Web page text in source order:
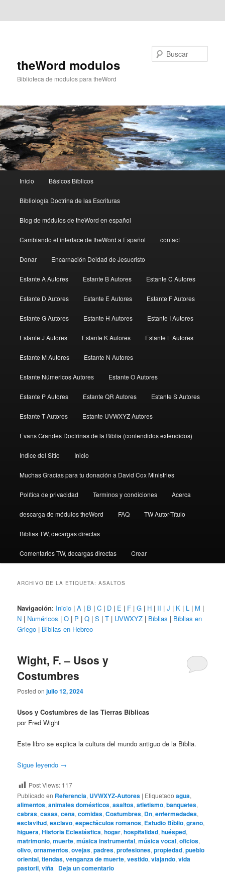
theWord modulos
Biblioteca de modulos para theWord
principal
Inicio Básicos Bíblicos
Bibliología Doctrina de las Escrituras
Blog de módulos de theWord en español
Cambiando el interface de theWord a Español contact
Donar Encarnación Deidad de Jesucristo
Estante A Autores Estante B Autores Estante C Autores
Estante D Autores Estante E Autores Estante F Autores
Estante G Autores Estante H Autores Estante I Autores
Estante J Autores Estante K Autores Estante L Autores
Estante M Autores Estante N Autores
Estante Númericos Autores Estante O Autores
Estante P Autores Estante QR Autores Estante S Autores
Estante T Autores Estante UVWXYZ Autores
Evans Grandes Doctrinas de la Biblia (contendidos extendidos)
Indice del Sitio Inicio
Muchas Gracias para tu donación a David Cox Ministries
Política de privacidad Terminos y condiciones Acerca
descarga de módulos theWord FAQ TW Autor-Título
Biblias TW, decargas directas
Comentarios TW, decargas directas Crear
ARCHIVO DE LA ETIQUETA:ASALTOS
Navigación: Inicio |A | B |C | D | E | F |G | H | II |J | K | L | M |
N | Numéricos |O | P |Q |S |T | UVWXYZ | Biblias | Biblias en
Griego | Biblias en Hebreo
Wight, F. – Usos y
Costumbres
Posted onjulio 12, 2024
Usos y Costumbres de las Tierras Bíblicas
por Fred Wight
Este libro se explica la cultura del mundo antiguo de la Biblia.
Sigue leyendo →
Post Views: 117
Publicado en Referencia, UVWXYZ-Autores | Etiquetado agua,
alimentos,animales domésticos,asaltos,atletismo,banquetes,
cabras,casas,cena,comidas,Costumbres, Dn,enfermedades,
esclavitud,esclavo,espectáculos romanos, Estudio Bíblio,grano,
higuera,Historia Eclesiástica,hogar,hospitalidad,huésped,
matrimonio,muerte,música instrumental,música vocal,oficios,
olivo,ornamentos,ovejas,padres,profesiones,propiedad,pueblo
oriental,tiendas,venganza de muerte,vestido,viajando,vida
pastoril,viña | Deja un comentario